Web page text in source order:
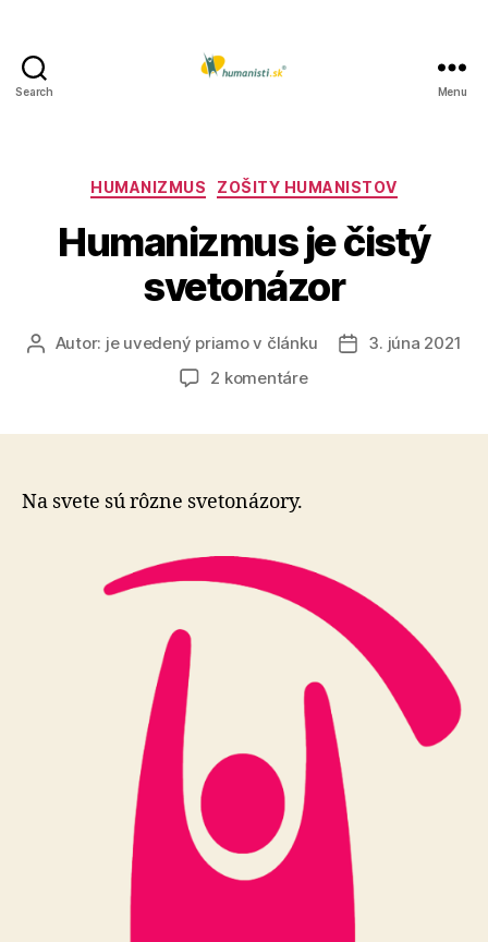
Search Menu
Kategórie
HUMANIZMUS ZOŠITY HUMANISTOV
Humanizmus je čistý
svetonázor
AutorAutor: je uvedený priamo v článku
Dátum
3. júna 2021
2 komentárena
Na svete sú rôzne svetonázory.